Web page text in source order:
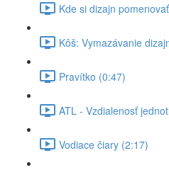
Kde si dizajn
Kôš: Vymazávanie
Pravítko (0:47)
ATL - Vzdialenosť
Vodiace čiary (2:17)